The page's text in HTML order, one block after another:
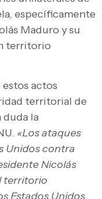
específicamente
Maduro y su
territorio
actos
territorial de
duda la
«Los ataques
Unidos contra
Nicolás
territorio
Estados Unidos